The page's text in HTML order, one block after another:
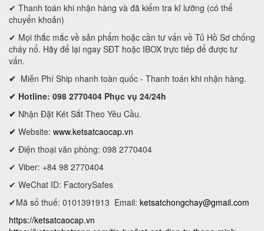
✔ Thanh toán khi nhận hàng và đã kiểm tra kĩ lưỡng (có thể
chuyển khoản)
✔ Mọi thắc mắc về sản phẩm hoặc cần tư vấn về Tủ Hồ Sơ chống
cháy nổ. Hãy để lại ngay SĐT hoặc IBOX trực tiếp để được tư
vấn.
✔ Miễn Phí Ship nhanh toàn quốc - Thanh toán khi nhận hàng.
✔ Hotline: 098 2770404 Phục vụ 24/24h
✔ Nhận Đặt Két Sắt Theo Yêu Cầu.
✔ Website: www.ketsatcaocap.vn
✔ Điện thoại văn phòng: 098 2770404
✔ Viber: +84 98 2770404
✔ WeChat ID: FactorySafes
✔Mã số thuế: 0101391913 Email: ketsatchongchay@gmail.com
https://ketsatcaocap.vn